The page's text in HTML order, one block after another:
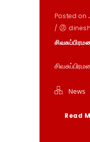
Posted on
/
News
Read